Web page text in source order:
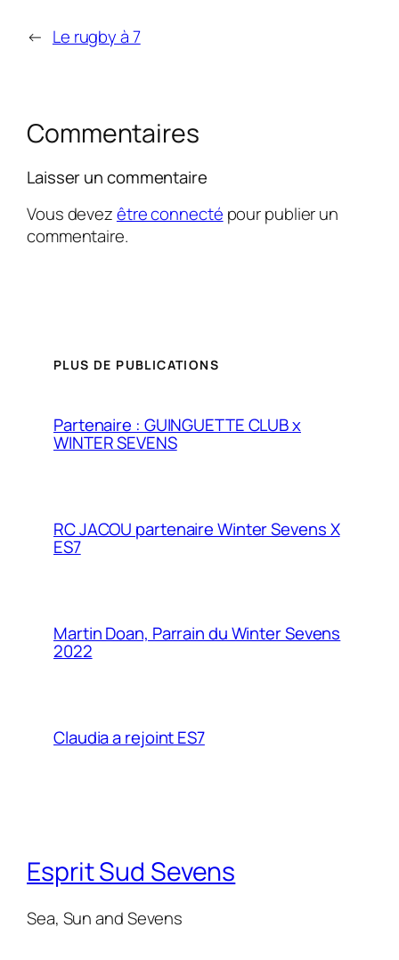
← Le rugby à 7
Commentaires
Laisser un commentaire
Vous devezêtre connecté pour publier un
commentaire.
PLUS DE PUBLICATIONS
Partenaire : GUINGUETTE CLUB x
WINTER SEVENS
RC JACOU partenaire Winter Sevens X
ES7
Martin Doan, Parrain du Winter Sevens
2022
Claudia a rejoint ES7
Esprit Sud Sevens
Sea, Sun and Sevens